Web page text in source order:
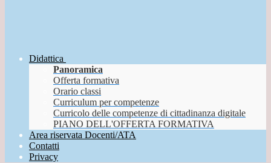
Didattica
Panoramica
Offerta formativa
Orario classi
Curriculum per competenze
Curricolo delle competenze di cittadinanza digitale
PIANO DELL'OFFERTA FORMATIVA
Area riservata Docenti/ATA
Contatti
Privacy